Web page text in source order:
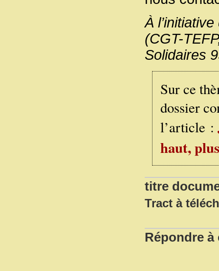
À
(CGT-
Solidaires
Sur ce
dossier
l’article :
haut,
titre
Tract à
Répondre à